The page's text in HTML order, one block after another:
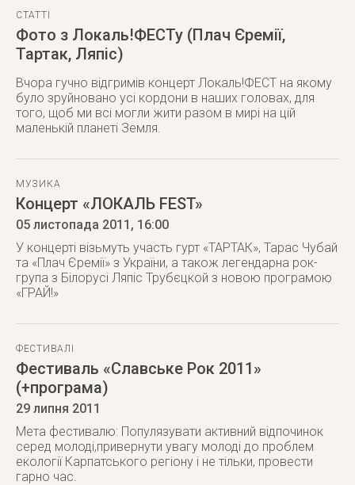
СТАТТІ
Фото з Локаль!ФЕСТу (Плач Єремії,
Тартак, Ляпіс)
Вчора гучно відгримів концерт Локаль!ФЕСТ на якому
було зруйновано усі кордони в наших головах, для
того, щоб ми всi могли жити разом в мирi на цiй
маленькiй планетi Земля.
МУЗИКА
Концерт «ЛОКАЛЬ FEST»
05 листопада 2011 , 16:00
У концерті візьмуть участь гурт «ТАРТАК», Тарас Чубай
та «Плач Єремії» з України, а також легендарна рок-
група з Білорусі Ляпіс Трубєцкой з новою програмою
«ГРАЙ!»
ФЕСТИВАЛІ
Фестиваль «Славське Рок 2011»
(+програма)
29 липня 2011
Мета фестивалю: Популязувати активний відпочинок
серед молоді,привернути увагу молоді до проблем
екології Карпатського регіону і не тільки, провести
гарно час.